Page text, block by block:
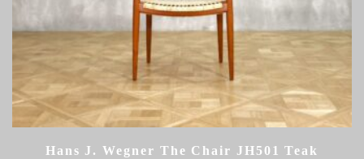
Hans J. Wegner The Chair JH501 Teak